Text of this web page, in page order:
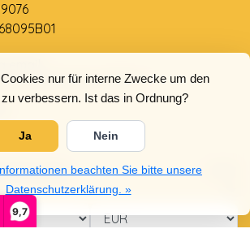
9,7
nur für interne Zwecke um den
verbessern. Ist das in Ordnung?
Ja Nein
beachten Sie bitte unsere
Datenschutzerklärung. »
Socials